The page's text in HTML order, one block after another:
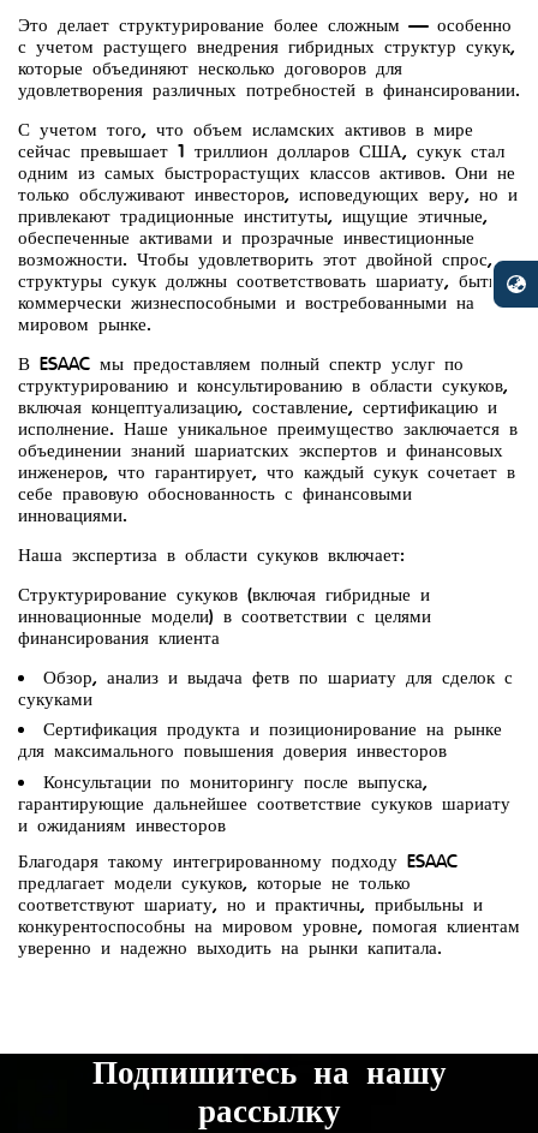
Это делает структурирование более сложным — особенно
с учетом растущего внедрения гибридных структур сукук,
которые объединяют несколько договоров для
удовлетворения различных потребностей в финансировании.
С учетом того, что объем исламских активов в мире
сейчас превышает 1 триллион долларов США, сукук стал
одним из самых быстрорастущих классов активов. Они не
только обслуживают инвесторов, исповедующих веру, но и
привлекают традиционные институты, ищущие этичные,
обеспеченные активами и прозрачные инвестиционные
возможности. Чтобы удовлетворить этот двойной спрос,
структуры сукук должны соответствовать шариату, быть
коммерчески жизнеспособными и востребованными на
мировом рынке.
В ESAAC мы предоставляем полный спектр услуг по
структурированию и консультированию в области сукуков,
включая концептуализацию, составление, сертификацию и
исполнение. Наше уникальное преимущество заключается в
объединении знаний шариатских экспертов и финансовых
инженеров, что гарантирует, что каждый сукук сочетает в
себе правовую обоснованность с финансовыми
инновациями.
Наша экспертиза в области сукуков включает:
Структурирование сукуков (включая гибридные и
инновационные модели) в соответствии с целями
финансирования клиента
Обзор, анализ и выдача фетв по шариату для сделок с
сукуками
Сертификация продукта и позиционирование на рынке
для максимального повышения доверия инвесторов
Консультации по мониторингу после выпуска,
гарантирующие дальнейшее соответствие сукуков шариату
и ожиданиям инвесторов
Благодаря такому интегрированному подходу ESAAC
предлагает модели сукуков, которые не только
соответствуют шариату, но и практичны, прибыльны и
конкурентоспособны на мировом уровне, помогая клиентам
уверенно и надежно выходить на рынки капитала.
Подпишитесь на нашу
рассылку